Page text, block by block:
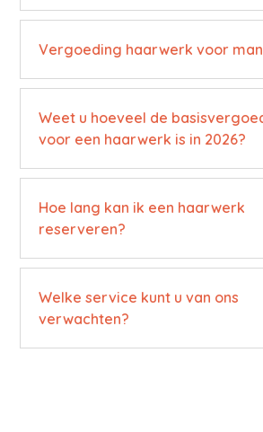
Vergoeding haarwerk voor
Weet u hoeveel de
voor een haarwerk is in 2026?
Hoe lang kan ik een haarwerk
reserveren?
Welke service kunt u van ons
verwachten?